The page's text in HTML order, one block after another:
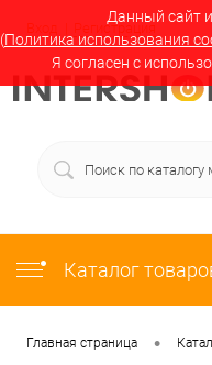
Данный сайт
(Политика использования
Я согласен с
Вход Регистрация
Каталог
Главная страница •